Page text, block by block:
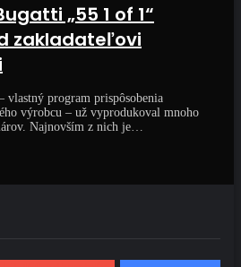
„55 1 of 1“
zakladateľovi
vlastný program prispôsobenia
výrobcu – už vyprodukoval mnoho
Najnovším z nich je…